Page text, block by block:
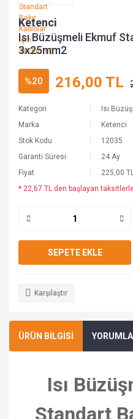
Ketenci
Isı Büzüşmeli Ekmuf
3x25mm2
%20 216,00 TL
Kategori
Isı
Marka
Ketenci
Stok Kodu
12035
Garanti Süresi
24 Ay
Fiyat
225,00
* 22,67 TL den başlayan
SEPETE EKLE
Karşılaştır
ÜRÜN BİLGİSİ
Isı
Standart